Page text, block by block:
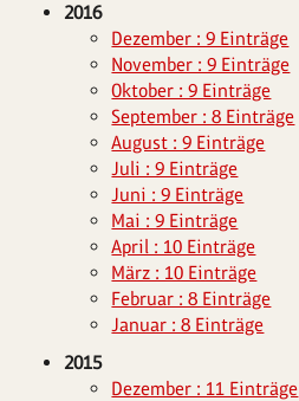
2016
Dezember : 9 Einträge
November : 9 Einträge
Oktober : 9 Einträge
September : 8 Einträge
August : 9 Einträge
Juli : 9 Einträge
Juni : 9 Einträge
Mai : 9 Einträge
April : 10 Einträge
März : 10 Einträge
Februar : 8 Einträge
Januar : 8 Einträge
2015
Dezember : 11 Einträge